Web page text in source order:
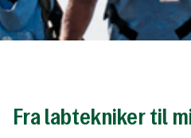
Fra labtekniker til